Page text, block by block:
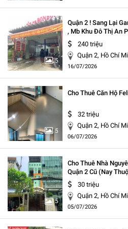
5
Quận 2 ! Sang Lại
, Mb Khu Đô Thị An
240 triệu
Quận 2, Hồ Chí
16/07/2026
5
Cho Thuê Căn Hộ
32 triệu
Quận 2, Hồ Chí
06/07/2026
5
Cho Thuê Nhà
Quận 2 Cũ (nay
30 triệu
Quận 2, Hồ Chí
05/07/2026